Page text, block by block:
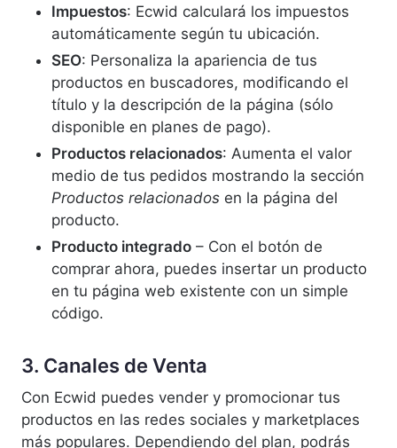
Impuestos: Ecwid calculará los impuestos
automáticamente según tu ubicación.
SEO: Personaliza la apariencia de tus
productos en buscadores, modificando el
título y la descripción de la página (sólo
disponible en planes de pago).
Productos relacionados: Aumenta el valor
medio de tus pedidos mostrando la sección
Productos relacionados en la página del
producto.
Producto integrado – Con el botón de
comprar ahora, puedes insertar un producto
en tu página web existente con un simple
código.
3. Canales de Venta
Con Ecwid puedes vender y promocionar tus
productos en las redes sociales y marketplaces
más populares. Dependiendo del plan, podrás